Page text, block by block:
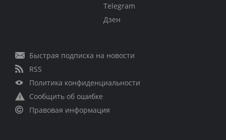
Telegram
Дзен
Быстрая подписка на новости
RSS
Политика конфиденциальности
Сообщить об ошибке
Правовая информация